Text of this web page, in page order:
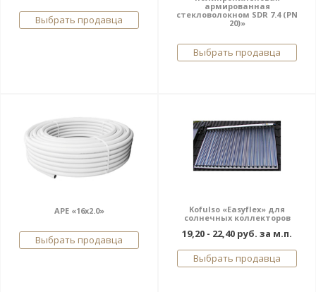
Выбрать продавца
армированная
стекловолокном SDR 7.4 (PN
20)»
Выбрать продавца
APE «16х2.0»
Выбрать продавца
Kofulso «Easyflex» для
солнечных коллекторов
19,20 - 22,40 руб. за м.п.
Выбрать продавца